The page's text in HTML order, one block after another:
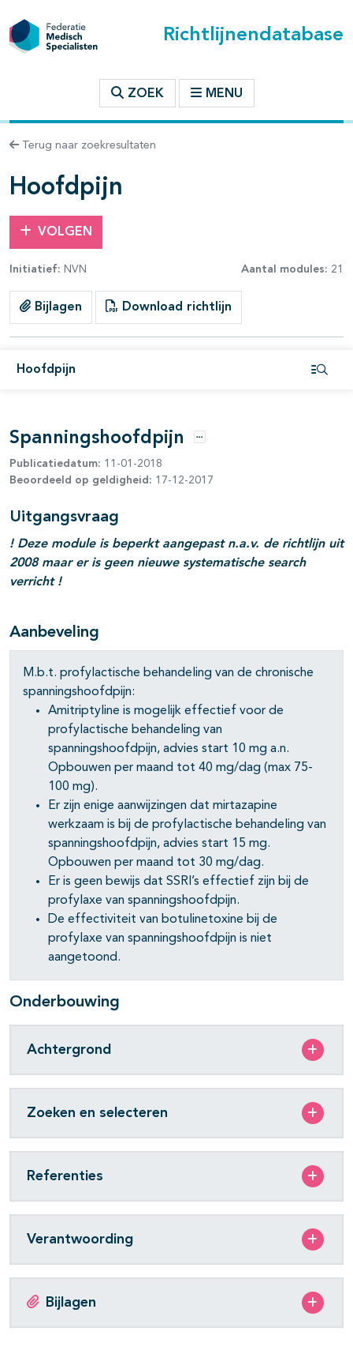
Richtlijnendatabase
ZOEK MENU
Terug naar zoekresultaten
Hoofdpijn
VOLGEN
Initiatief: NVN Aantal modules: 21
Bijlagen Download richtlijn
Hoofdpijn
binnen deze richtlijn
open- en dichtklappen
open- en dichtklappen
Spanningshoofdpijn Opties
Publicatiedatum: 11-01-2018
Beoordeeld op geldigheid: 17-12-2017
Uitgangsvraag
! Deze module is beperkt aangepast n.a.v. de richtlijn uit
2008 maar er is geen nieuwe systematische search
verricht !
Aanbeveling
M.b.t. profylactische behandeling van de chronische
spanningshoofdpijn:
Amitriptyline is mogelijk effectief voor de
profylactische behandeling van
spanningshoofdpijn, advies start 10 mg a.n.
Opbouwen per maand tot 40 mg/dag (max 75-
100 mg).
Er zijn enige aanwijzingen dat mirtazapine
werkzaam is bij de profylactische behandeling van
spanningshoofdpijn, advies start 15 mg.
Opbouwen per maand tot 30 mg/dag.
Er is geen bewijs dat SSRI’s effectief zijn bij de
profylaxe van spanningshoofdpijn.
De effectiviteit van botulinetoxine bij de
profylaxe van spanningshoofdpijn is niet
aangetoond.
Onderbouwing
Achtergrond
Zoeken en selecteren
Referenties
Verantwoording
Bijlagen